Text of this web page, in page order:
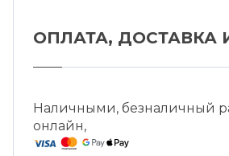
ОПЛАТА, ДОСТАВКА
Наличными, безналичный
онлайн,